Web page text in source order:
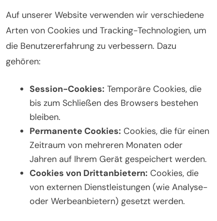
Auf unserer Website verwenden wir verschiedene
Arten von Cookies und Tracking-Technologien, um
die Benutzererfahrung zu verbessern. Dazu
gehören:
Session-Cookies: Temporäre Cookies, die
bis zum Schließen des Browsers bestehen
bleiben.
Permanente Cookies: Cookies, die für einen
Zeitraum von mehreren Monaten oder
Jahren auf Ihrem Gerät gespeichert werden.
Cookies von Drittanbietern: Cookies, die
von externen Dienstleistungen (wie Analyse-
oder Werbeanbietern) gesetzt werden.